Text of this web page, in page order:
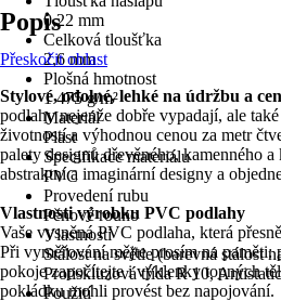
0,22 mm
Celková tloušťka
2,6 mm
Plošná hmotnost
1 475 g/m²
Materiál
Plast
Specifikace materiálu
PVC
Provedení rubu
Pěnové rouno
Vlastnosti
Stálost na světle (barevná stálost
Protiskluzová třída R 10,
Použití
Popis
Přeskočit oblast
Stylové, odolné, lehké na údržbu a
podlahy nejenže dobře vypadají, ale
životností a výhodnou cenou za metr
palety designů dřevěného, kamenného
abstraktní a imaginární designy a
Vlastnosti výrobku PVC podlahy
Vaše vysněná PVC podlaha, která
Při vyměřování mějte prosím na
pokoje započítejte i výklenky topných
pokládku mohli provést bez napojování.